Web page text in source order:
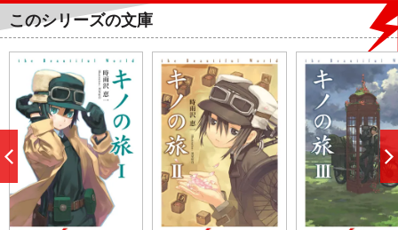
このシリーズの文庫
へ